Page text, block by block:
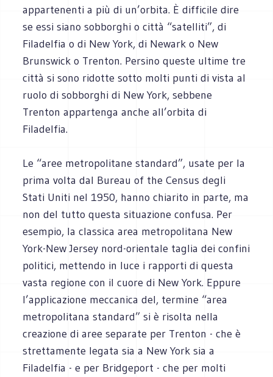
appartenenti a più di un’orbita. È difficile dire
se essi siano sobborghi o città “satelliti”, di
Filadelfia o di New York, di Newark o New
Brunswick o Trenton. Persino queste ultime tre
città si sono ridotte sotto molti punti di vista al
ruolo di sobborghi di New York, sebbene
Trenton appartenga anche all’orbita di
Filadelfia.
Le “aree metropolitane standard”, usate per la
prima volta dal Bureau of the Census degli
Stati Uniti nel 1950, hanno chiarito in parte, ma
non del tutto questa situazione confusa. Per
esempio, la classica area metropolitana New
York-New Jersey nord-orientale taglia dei confini
politici, mettendo in luce i rapporti di questa
vasta regione con il cuore di New York. Eppure
l’applicazione meccanica del, termine “area
metropolitana standard” si è risolta nella
creazione di aree separate per Trenton - che è
strettamente legata sia a New York sia a
Filadelfia - e per Bridgeport - che per molti